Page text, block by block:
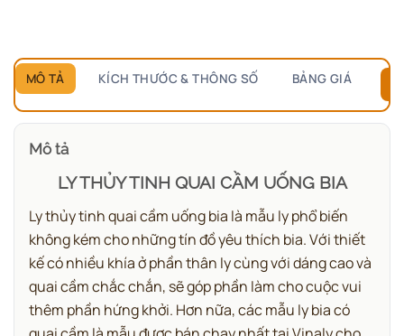
MÔ TẢ KÍCH THƯỚC & THÔNG SỐ BẢNG GIÁ
Mô tả
LY THỦY TINH QUAI CẦM UỐNG BIA
Ly thủy tinh quai cầm uống bia là mẫu ly phổ biến
không kém cho những tín đồ yêu thích bia. Với thiết
kế có nhiều khía ở phần thân ly cùng với dáng cao và
quai cầm chắc chắn, sẽ góp phần làm cho cuộc vui
thêm phần hứng khởi. Hơn nữa, các mẫu ly bia có